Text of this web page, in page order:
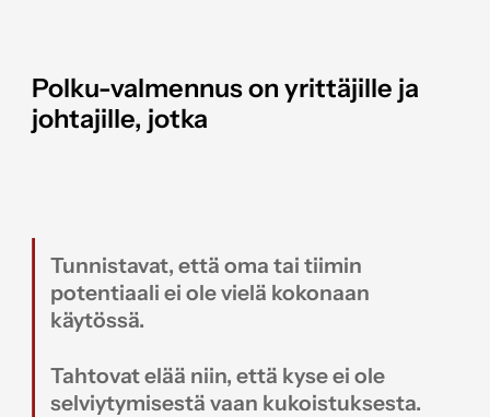
Polku-valmennus on yrittäjille ja
johtajille, jotka
Tunnistavat, että oma tai tiimin
potentiaali ei ole vielä kokonaan
käytössä.
Tahtovat elää niin, että kyse ei ole
selviytymisestä vaan kukoistuksesta.